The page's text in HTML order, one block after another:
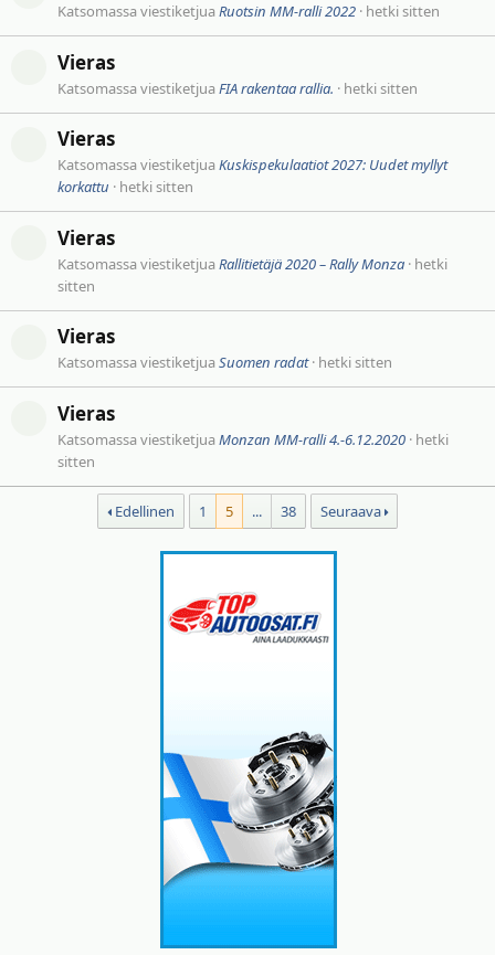
Katsomassa viestiketjuaRuotsin MM-ralli 2022 hetki sitten
Vieras
Katsomassa viestiketjuaFIA rakentaa rallia. hetki sitten
Vieras
Katsomassa viestiketjuaKuskispekulaatiot 2027: Uudet myllyt
korkattu
hetki sitten
Vieras
Katsomassa viestiketjuaRallitietäjä 2020 – Rally Monza hetki
sitten
Vieras
Katsomassa viestiketjuaSuomen radat hetki sitten
Vieras
Katsomassa viestiketjuaMonzan MM-ralli 4.-6.12.2020 hetki
sitten
Edellinen 1 5 ... 38 Seuraava